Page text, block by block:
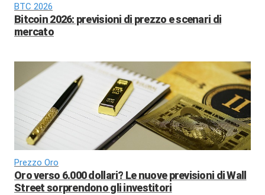
BTC 2026
Bitcoin 2026: previsioni di prezzo e scenari di
mercato
Prezzo Oro
Oro verso 6.000 dollari? Le nuove previsioni di Wall
Street sorprendono gli investitori